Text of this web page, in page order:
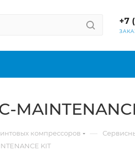
+7
компрессоров —
KIT